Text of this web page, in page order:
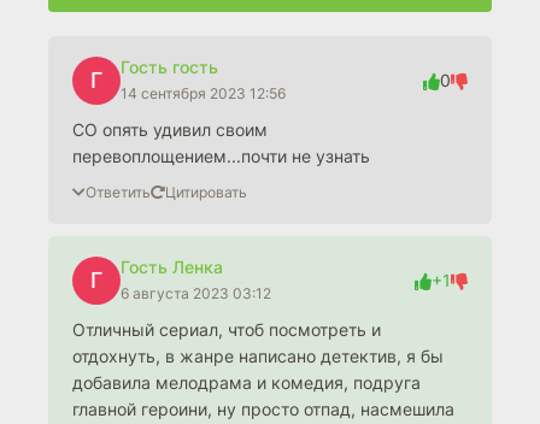
Г
Гость гость
14 сентября 2023 12:56
0
СО опять удивил своим
перевоплощением...почти не узнать
Ответить Цитировать
Г
Гость Ленка
6 августа 2023 03:12
+1
Отличный сериал, чтоб посмотреть и
отдохнуть, в жанре написано детектив, я бы
добавила мелодрама и комедия, подруга
главной героини, ну просто отпад, насмешила